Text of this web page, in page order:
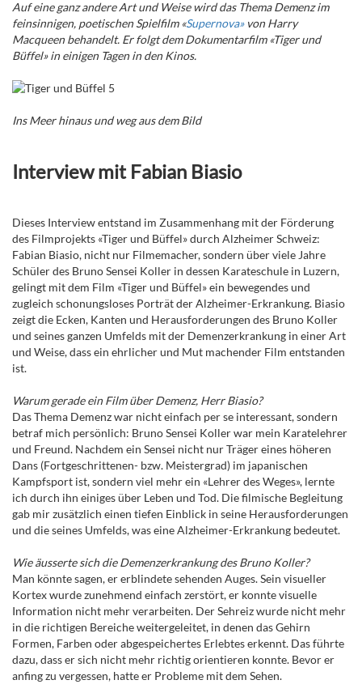
Auf eine ganz andere Art und Weise wird das Thema Demenz im
feinsinnigen, poetischen Spielfilm «Supernova»von Harry
Macqueen behandelt. Er folgt dem Dokumentarfilm «Tiger und
Büffel» in einigen Tagen in den Kinos.
Ins Meer hinaus und weg aus dem Bild
Interview mit Fabian Biasio
Dieses Interview entstand im Zusammenhang mit der Förderung
des Filmprojekts «Tiger und Büffel» durch Alzheimer Schweiz:
Fabian Biasio, nicht nur Filmemacher, sondern über viele Jahre
Schüler des Bruno Sensei Koller in dessen Karateschule in Luzern,
gelingt mit dem Film «Tiger und Büffel» ein bewegendes und
zugleich schonungsloses Porträt der Alzheimer-Erkrankung. Biasio
zeigt die Ecken, Kanten und Herausforderungen des Bruno Koller
und seines ganzen Umfelds mit der Demenzerkrankung in einer Art
und Weise, dass ein ehrlicher und Mut machender Film entstanden
ist.
Warum gerade ein Film über Demenz, Herr Biasio?
Das Thema Demenz war nicht einfach per se interessant, sondern
betraf mich persönlich: Bruno Sensei Koller war mein Karatelehrer
und Freund. Nachdem ein Sensei nicht nur Träger eines höheren
Dans (Fortgeschrittenen- bzw. Meistergrad) im japanischen
Kampfsport ist, sondern viel mehr ein «Lehrer des Weges», lernte
ich durch ihn einiges über Leben und Tod. Die filmische Begleitung
gab mir zusätzlich einen tiefen Einblick in seine Herausforderungen
und die seines Umfelds, was eine Alzheimer-Erkrankung bedeutet.
Wie äusserte sich die Demenzerkrankung des Bruno Koller?
Man könnte sagen, er erblindete sehenden Auges. Sein visueller
Kortex wurde zunehmend einfach zerstört, er konnte visuelle
Information nicht mehr verarbeiten. Der Sehreiz wurde nicht mehr
in die richtigen Bereiche weitergeleitet, in denen das Gehirn
Formen, Farben oder abgespeichertes Erlebtes erkennt. Das führte
dazu, dass er sich nicht mehr richtig orientieren konnte. Bevor er
anfing zu vergessen, hatte er Probleme mit dem Sehen.